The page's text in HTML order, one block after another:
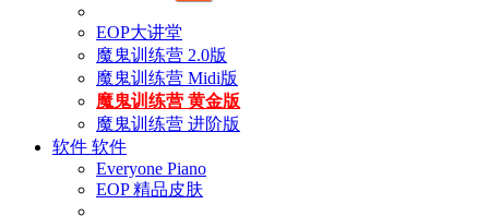
EOP大讲堂
魔鬼训练营 2.0版
魔鬼训练营 Midi版
魔鬼训练营 黄金版
魔鬼训练营 进阶版
软件 软件
Everyone Piano
EOP 精品皮肤